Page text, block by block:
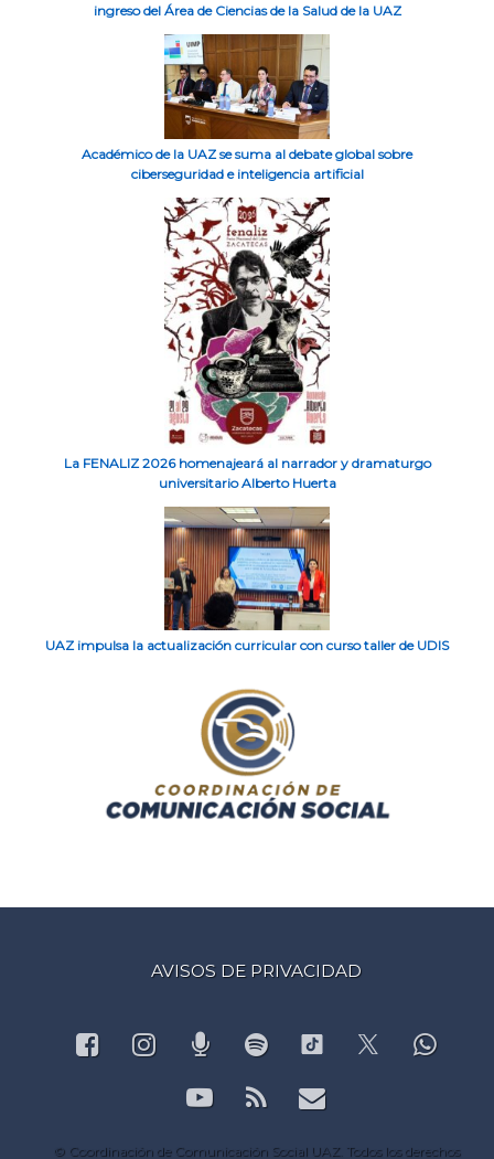
ingreso del Área de Ciencias de la Salud de la UAZ
Académico de la UAZ se suma al debate global sobre
ciberseguridad e inteligencia artificial
La FENALIZ 2026 homenajeará al narrador y dramaturgo
universitario Alberto Huerta
UAZ impulsa la actualización curricular con curso taller de UDIS
AVISOS DE PRIVACIDAD
Facebook
Instagram
Podcast
Spotify
YouTube
RSSCorreo
© Coordinación de Comunicación Social UAZ. Todos los derechos